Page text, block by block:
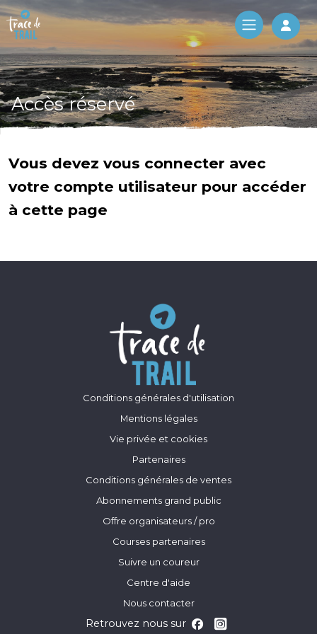
Log
Accès réservé
Vous devez vous connecter avec
votre compte utilisateur pour accéder
à cette page
Conditions générales d'utilisation
Mentions légales
Vie privée et cookies
Partenaires
Conditions générales de ventes
Abonnements grand public
Offre organisateurs / pro
Courses partenaires
Suivre un coureur
Centre d'aide
Nous contacter
Retrouvez nous sur